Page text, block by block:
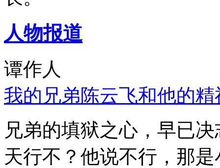
人物报道
谭作人
我的兄弟陈云飞和他的
兄弟的填狱之心，早已
天行不？他说不行，那